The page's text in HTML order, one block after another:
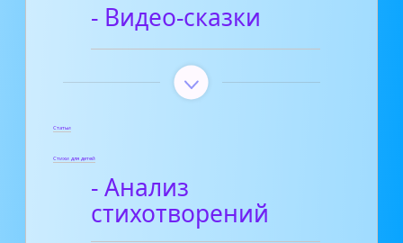
- Видео-сказки
Статьи
Стихи для детей
- Анализ
стихотворений